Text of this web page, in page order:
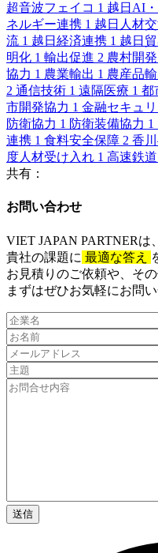
超音波フェイコ 1 越日AI
ネルギー連携 1 越日人材
流 1 越日経済連携 1 越日
明化 1 輸出促進 2 農村開発
協力 1 農業輸出 1 農産品
2 通信技術 1 遠隔医療 1 都
市開発協力 1 金融セキュリ
防衛協力 1 防衛装備協力 1
連携 1 食料安全保障 2 香
度人材受け入れ 1 高速鉄道
共有：
お問い合わせ​
VIET JAPAN PARTNERは、
貴社の課題に 最適な答え
お見積りのご依頼や、その
まずはぜひお気軽にお問